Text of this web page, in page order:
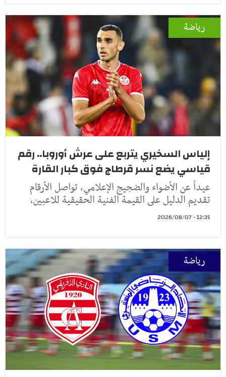
رياضة
إلياس السخيري يتربع على عرش أوروبا.. رقم
قياسي يضع نسر قرطاج فوق كبار القارة
عيداً عن الأضواء والضجيج الإعلامي، تواصل الأرقام
تقديم الدليل على القيمة الفنية الحقيقية للاعبين،
12:35 - 2026/08/07
رياضة